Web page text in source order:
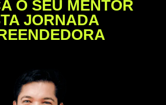
O SEU MENTOR
JORNADA